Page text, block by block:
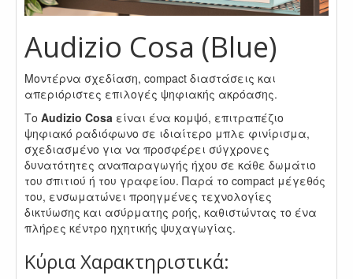
Audizio Cosa (Blue)
Μοντέρνα σχεδίαση, compact διαστάσεις και
απεριόριστες επιλογές ψηφιακής ακρόασης.
Το Audizio Cosa είναι ένα κομψό, επιτραπέζιο
ψηφιακό ραδιόφωνο σε ιδιαίτερο μπλε φινίρισμα,
σχεδιασμένο για να προσφέρει σύγχρονες
δυνατότητες αναπαραγωγής ήχου σε κάθε δωμάτιο
του σπιτιού ή του γραφείου. Παρά το compact μέγεθός
του, ενσωματώνει προηγμένες τεχνολογίες
δικτύωσης και ασύρματης ροής, καθιστώντας το ένα
πλήρες κέντρο ηχητικής ψυχαγωγίας.
Κύρια Χαρακτηριστικά: